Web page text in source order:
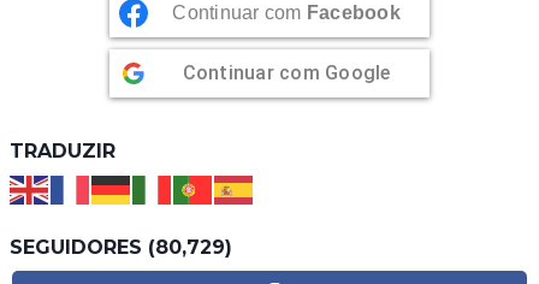
Continuar com Facebook
Continuar com Google
TRADUZIR
SEGUIDORES (80,729)